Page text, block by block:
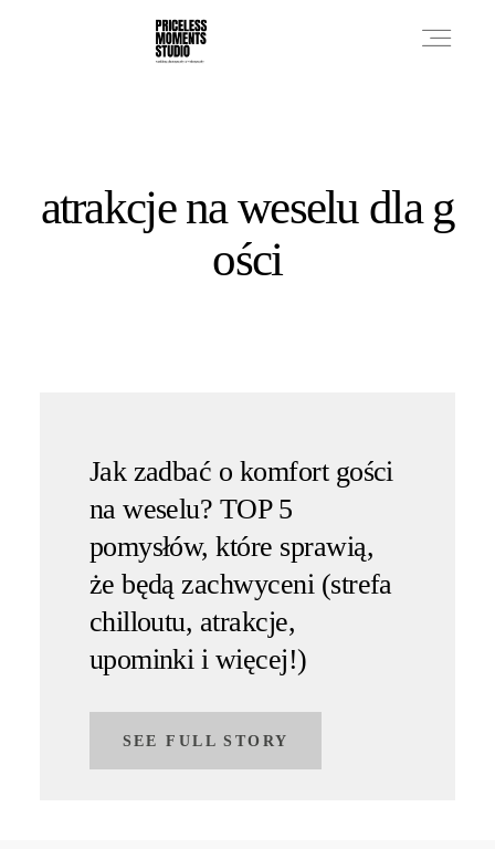
atrakcje na weselu dla g
ości
Jak zadbać o komfort gości
na weselu? TOP 5
pomysłów, które sprawią,
że będą zachwyceni (strefa
chilloutu, atrakcje,
upominki i więcej!)
SEE FULL STORY
PHOTO WORKS